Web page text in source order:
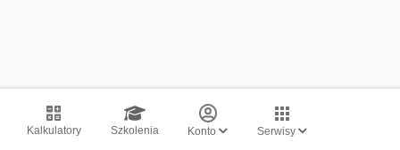
Kalkulatory Szkolenia Konto Serwisy